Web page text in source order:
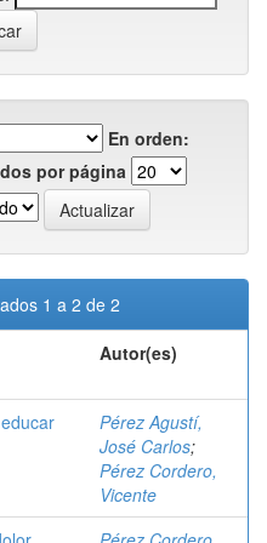
En orden:
por página
1 a 2 de 2
Autor(es)
Pérez Agustí,
José Carlos;
Pérez Cordero,
Vicente